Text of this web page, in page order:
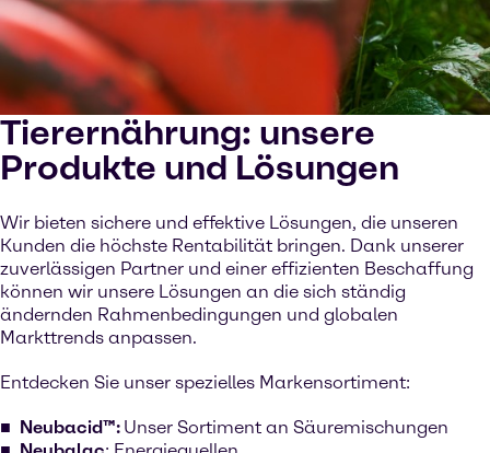
Tierernährung: unsere
Produkte und Lösungen
Wir bieten sichere und effektive Lösungen, die unseren
Kunden die höchste Rentabilität bringen. Dank unserer
zuverlässigen Partner und einer effizienten Beschaffung
können wir unsere Lösungen an die sich ständig
ändernden Rahmenbedingungen und globalen
Markttrends anpassen.
Entdecken Sie unser spezielles Markensortiment:
Neubacid™: Unser Sortiment an Säuremischungen